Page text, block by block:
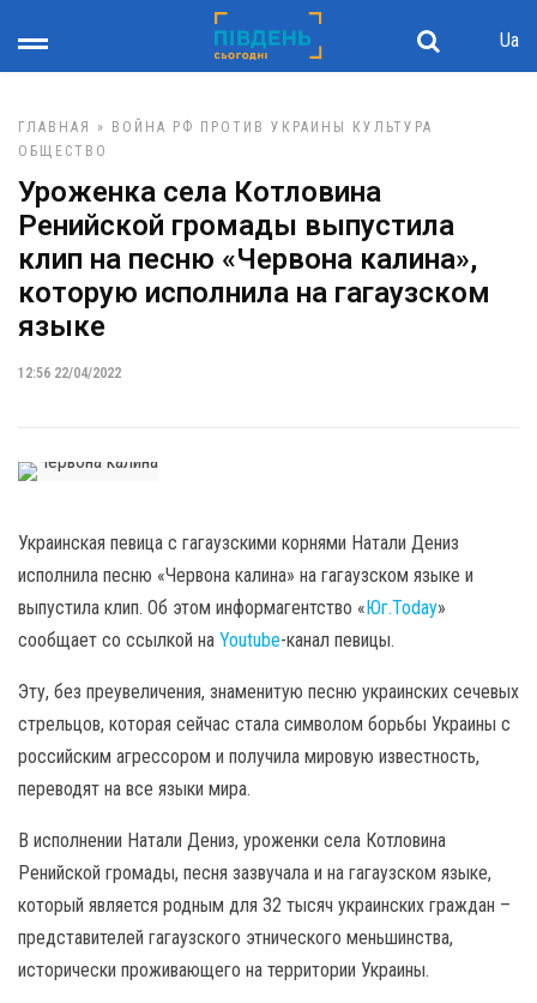
Ua
ГЛАВНАЯ » ВОЙНА РФ ПРОТИВ УКРАИНЫ
КУЛЬТУРА
ОБЩЕСТВО
Уроженка села Котловина
Ренийской громады выпустила
клип на песню «Червона калина»,
которую исполнила на гагаузском
языке
12:56 22/04/2022
Украинская певица с гагаузскими корнями Натали Дениз
исполнила песню «Червона калина» на гагаузском языке и
выпустила клип. Об этом информагентство «Юг.Today»
сообщает со ссылкой на Youtube-канал певицы.
Эту, без преувеличения, знаменитую песню украинских сечевых
стрельцов, которая сейчас стала символом борьбы Украины с
российским агрессором и получила мировую известность,
переводят на все языки мира.
В исполнении Натали Дениз, уроженки села Котловина
Ренийской громады, песня зазвучала и на гагаузском языке,
который является родным для 32 тысяч украинских граждан –
представителей гагаузского этнического меньшинства,
исторически проживающего на территории Украины.